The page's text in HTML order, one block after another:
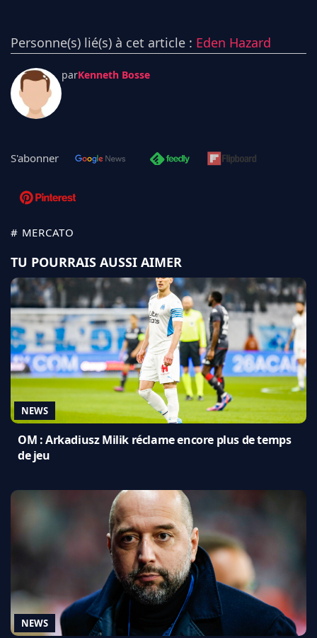
Personne(s) lié(s) à cet article : Eden Hazard
parKenneth Bosse
S'abonner
# MERCATO
TU POURRAIS AUSSI AIMER
NEWS
OM : Arkadiusz Milik réclame encore plus de temps
de jeu
NEWS